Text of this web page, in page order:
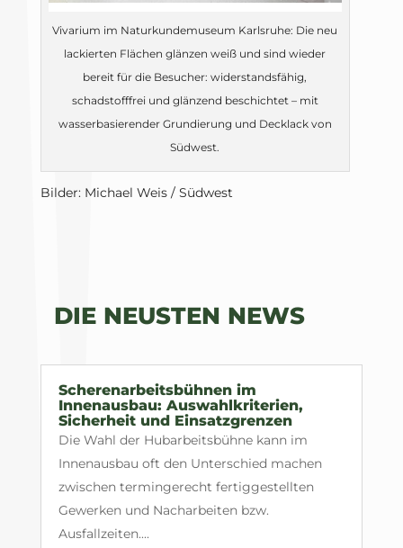
Vivarium im Naturkundemuseum Karlsruhe: Die neu
lackierten Flächen glänzen weiß und sind wieder
bereit für die Besucher: widerstandsfähig,
schadstofffrei und glänzend beschichtet – mit
wasserbasierender Grundierung und Decklack von
Südwest.
Bilder: Michael Weis / Südwest
DIE NEUSTEN NEWS
Scherenarbeitsbühnen im
Innenausbau: Auswahlkriterien,
Sicherheit und Einsatzgrenzen
Die Wahl der Hubarbeitsbühne kann im
Innenausbau oft den Unterschied machen
zwischen termingerecht fertiggestellten
Gewerken und Nacharbeiten bzw.
Ausfallzeiten....